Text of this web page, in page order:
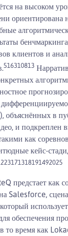
на высоком
ориентирована
клиентов и
516310813
объяснённых в
и подкреплен
как
кейс-
23171318191492025
предстает как
Salesforce,
который
обеспечения
то время как